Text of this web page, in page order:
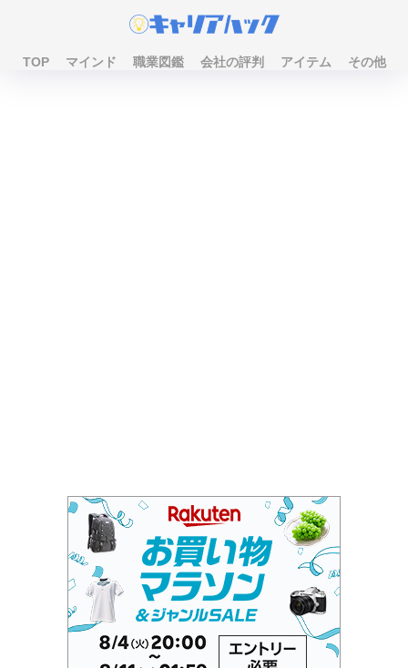
TOP マインド 職業図鑑 会社の評判 アイテム その他